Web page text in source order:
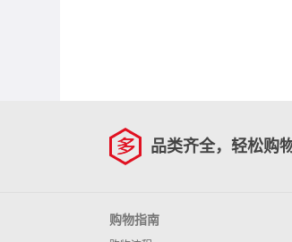
品类齐全，轻松购
购物指南